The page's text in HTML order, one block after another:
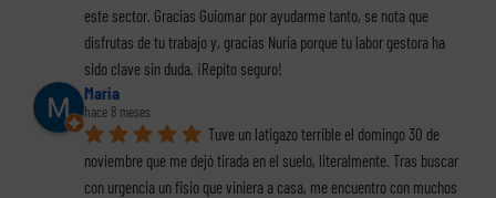
este sector. Gracias Guiomar por ayudarme tanto, se nota que
disfrutas de tu trabajo y, gracias Nuria porque tu labor gestora ha
sido clave sin duda. ¡Repito seguro!
Maria
hace 8 meses
Tuve un latigazo terrible el domingo 30 de
noviembre que me dejó tirada en el suelo, literalmente. Tras buscar
con urgencia un fisio que viniera a casa, me encuentro con muchos